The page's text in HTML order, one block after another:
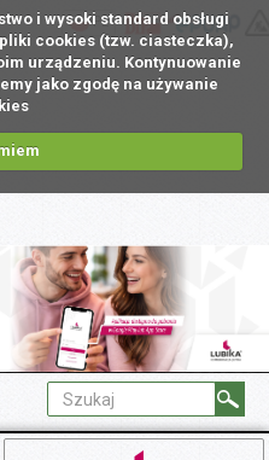
i wysoki standard obsługi
cookies (tzw. ciasteczka),
urządzeniu. Kontynuowanie
jako zgodę na używanie
PL